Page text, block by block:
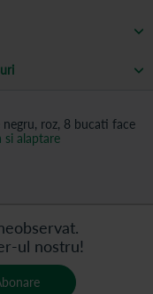
negru, roz, 8 bucati face
si alaptare
ul nostru!